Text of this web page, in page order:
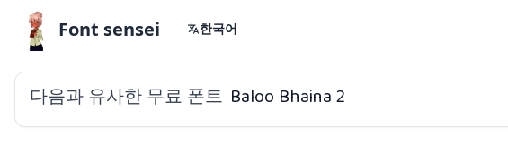
Font sensei 한국어
다음과 유사한 무료 폰트 Baloo Bhaina 2